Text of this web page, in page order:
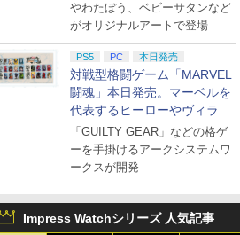
やわたぼう、ベビーサタンなど
がオリジナルアートで登場
PS5 PC 本日発売
対戦型格闘ゲーム「MARVEL
闘魂」本日発売。マーベルを
代表するヒーローやヴィラン
たちが登場
「GUILTY GEAR」などの格ゲ
ーを手掛けるアークシステムワ
ークスが開発
Impress Watchシリーズ 人気記事